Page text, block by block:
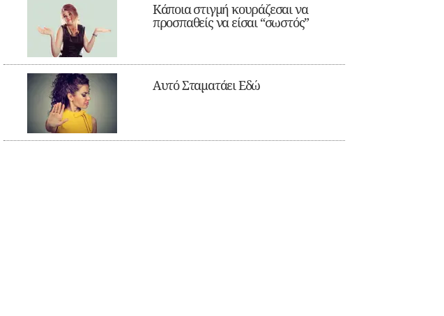
Κάποια στιγμή κουράζεσαι να
προσπαθείς να είσαι “σωστός”
Αυτό Σταματάει Εδώ